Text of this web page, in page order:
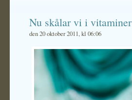
Nu skålar vi i vitaminer
den 20 oktober 2011, kl 06:06